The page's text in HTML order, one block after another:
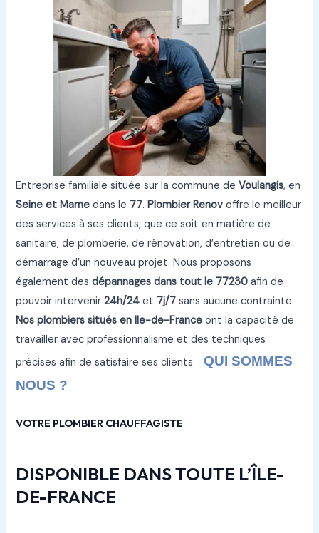
Entreprise familiale située sur la commune deVoulangis, en
Seine et Marnedans le 77.Plombier Renov offre le meilleur
des services à ses clients, que ce soit en matière de
sanitaire, de plomberie, de rénovation, d’entretien ou de
démarrage d’un nouveau projet. Nous proposons
également desdépannages dans tout le 77230 afin de
pouvoir intervenir24h/24 et 7j/7 sans aucune contrainte.
Nos plombiers situés en Ile-de-Franceont la capacité de
travailler avec professionnalisme et des techniques
précises afin de satisfaire ses clients.QUI SOMMES
NOUS ?
VOTRE PLOMBIER CHAUFFAGISTE
DISPONIBLE DANS TOUTE L’ÎLE-
DE-FRANCE